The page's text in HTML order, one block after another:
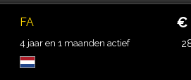
FA
4 jaar en 1 maanden actief
€